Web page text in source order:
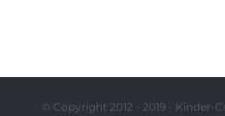
© Copyright 2012 - 2019 -